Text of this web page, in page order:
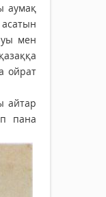
аумақ
мен
ойрат
айтар
пана